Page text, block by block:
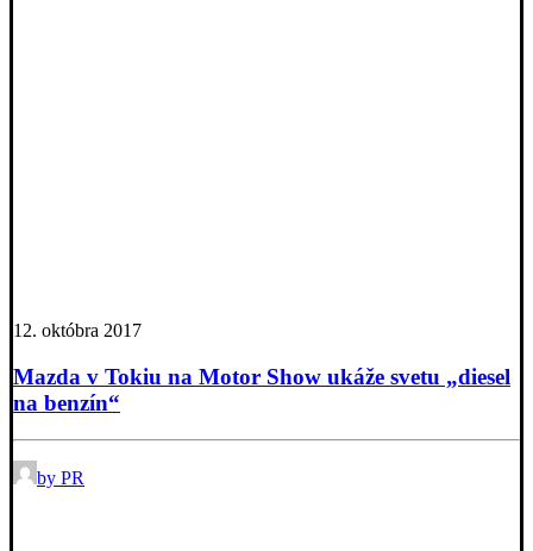
12. októbra 2017
Mazda v Tokiu na Motor Show ukáže svetu „diesel
na benzín“
by PR